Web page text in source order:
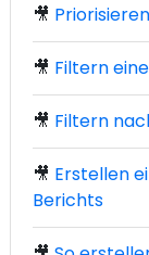
🎥
🎥 Filtern
🎥 Filtern
🎥 Erstellen
Berichts